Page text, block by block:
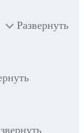
Развернуть